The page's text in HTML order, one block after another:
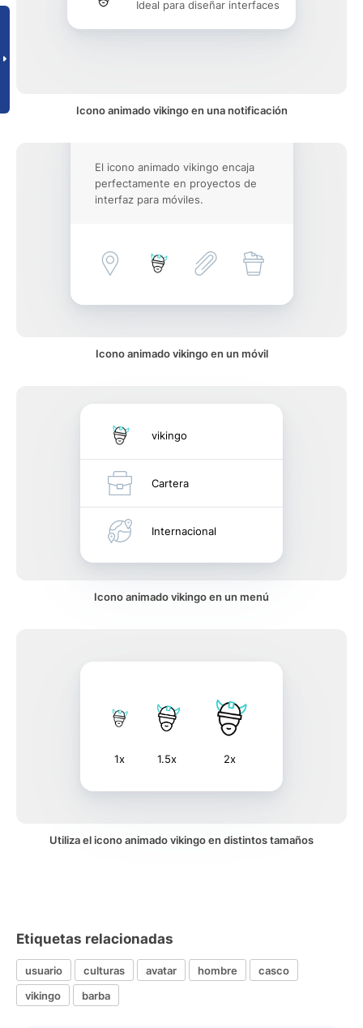
Ideal para diseñar interfaces
Icono animado vikingo en una notificación
El icono animado vikingo encaja
perfectamente en proyectos de
interfaz para móviles.
Icono animado vikingo en un móvil
vikingo
Cartera
Internacional
Icono animado vikingo en un menú
1x 1.5x 2x
Utiliza el icono animado vikingo en distintos tamaños
Etiquetas relacionadas
usuario culturas avatar hombre
casco
vikingo
barba